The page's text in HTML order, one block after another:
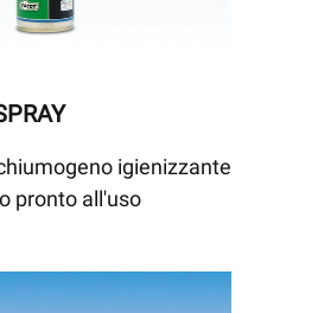
igienizzante
pronto all'uso